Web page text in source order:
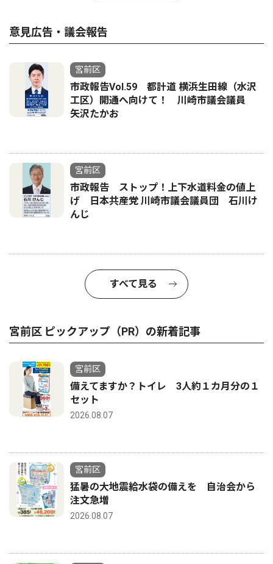
意見広告・議会報告
宮前区
市政報告Vol.59 都計道 横浜生田線（水沢
工区）開通へ向けて！ 川崎市議会議員
矢沢たかお
宮前区
市政報告 ストップ！上下水道料金の値上
げ 日本共産党 川崎市議会議員団 石川け
んじ
すべて見る
宮前区 ピックアップ（PR）の新着記事
宮前区
備えてますか？トイレ 3人約１カ月分の１
セット
2026.08.07
宮前区
猛暑の大地震給水袋の備えを 自治会から
注文急増
2026.08.07